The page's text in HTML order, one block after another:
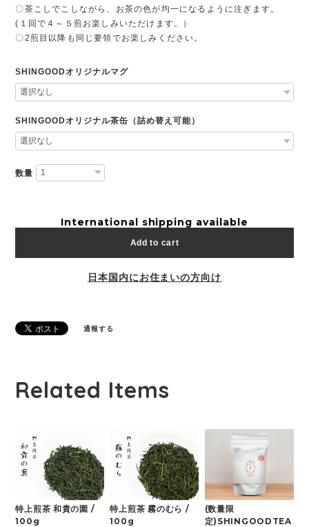
〇茶こしでこしながら、お茶の色が均一になるように注ぎます。
(１回で４～５煎お楽しみいただけます。）
〇2煎目以降も同じ要領でお楽しみください。
SHINGOODオリジナルマグ
SHINGOODオリジナル茶缶（詰め替え可能）
数量
International shipping available
Add to cart
日本国内にお住まいの方向け
通報する
Related Items
特上煎茶 和貴の園 /
100g
特上煎茶 霧のむら /
100g
(数量限
定)SHINGOODTEA